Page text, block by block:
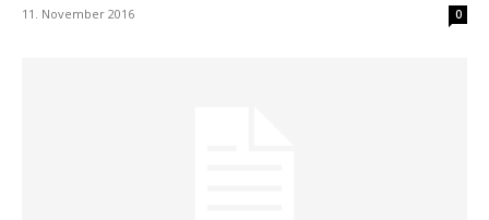
11. November 2016 0